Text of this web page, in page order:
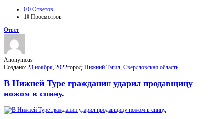
0 0 Ответов
10 Просмотров
Ответ
Anonymous
Создано: 23 ноября, 2022город: Нижний Тагил, Свердловская область
В Нижней Туре гражданин ударил продавщицу
ножом в спину.